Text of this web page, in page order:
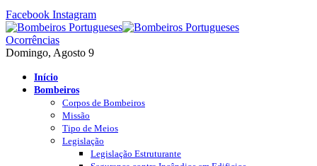
Facebook Instagram
Ocorrências
Domingo, Agosto 9
Início
Bombeiros
Corpos de Bombeiros
Missão
Tipo de Meios
Legislação
Legislação Estruturante